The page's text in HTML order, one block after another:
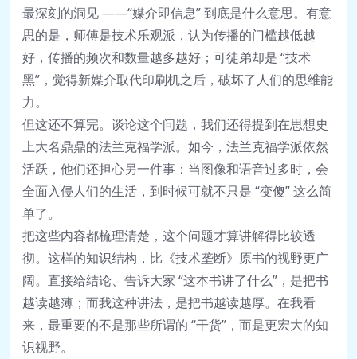
最深刻的洞见 ——“媒介即信息” 到底是什么意思。有意
思的是，师傅是技术乐观派，认为传播的门槛越低越
好，传播的频次和数量越多越好；可徒弟却是 “技术
黑”，觉得新媒介取代印刷机之后，破坏了人们的思维能
力。
但这还不算完。谈论这个问题，我们还得提到在思想史
上大名鼎鼎的法兰克福学派。如今，法兰克福学派依然
活跃，他们还担心另一件事：当图像和语音过多时，会
全面入侵人们的生活，到时候可就不只是 “变傻” 这么简
单了。
把这些内容都梳理清楚，这个问题才算讲解得比较透
彻。这样的知识结构，比《技术垄断》原书的视野更广
阔。直接给结论、告诉大家 “这本书讲了什么”，是把书
越读越薄；而我这种讲法，是把书越读越厚。在我看
来，最重要的不是那些所谓的 “干货”，而是更宏大的知
识视野。